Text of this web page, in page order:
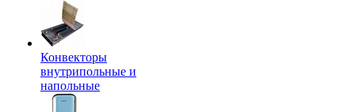
Конвекторы
внутрипольные и
напольные